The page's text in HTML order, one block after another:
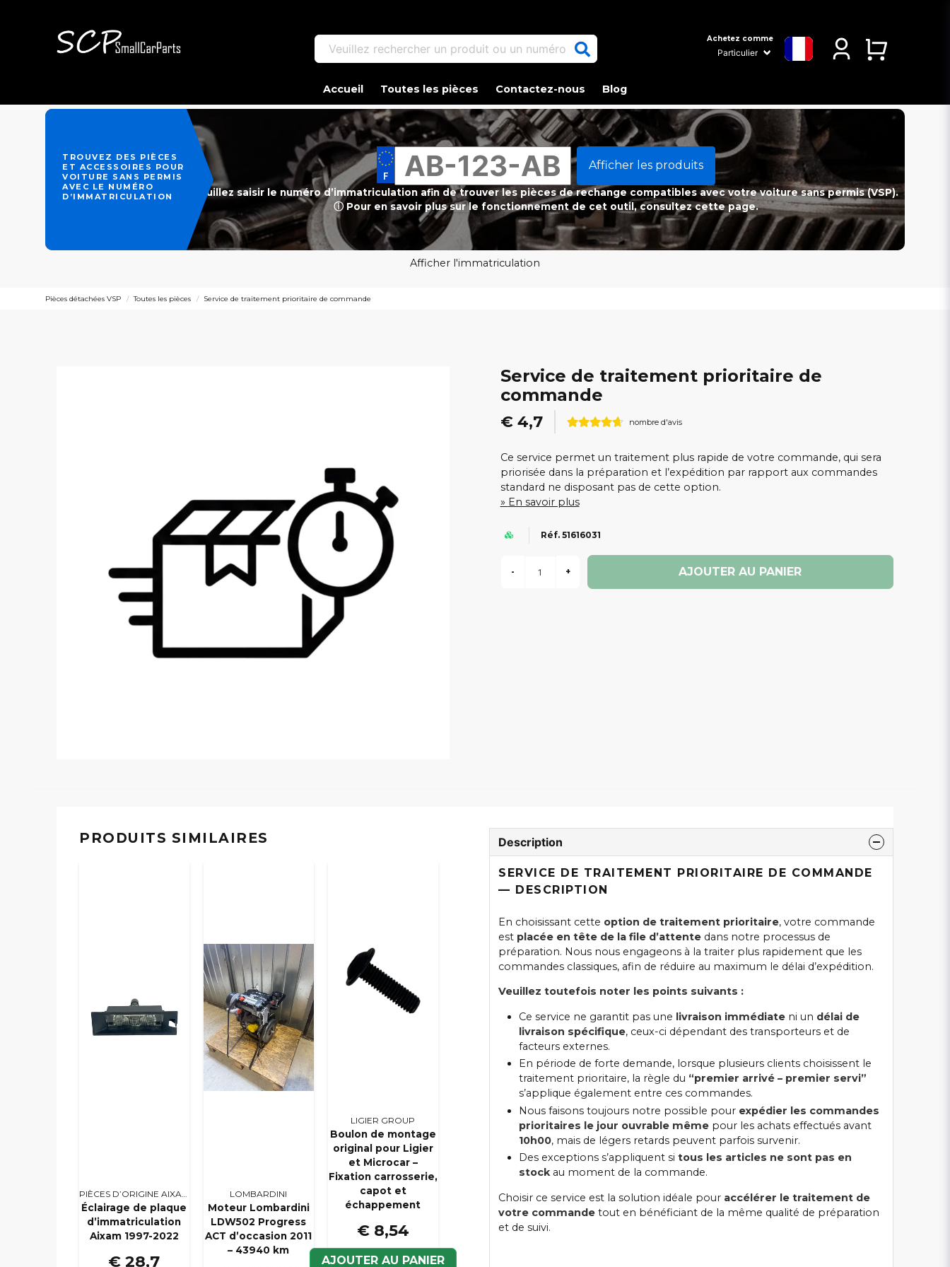
Veuillez rechercher un produit ou un numéro d'article. Achetez comme
Accueil Toutes les pièces Contactez-nous Blog
TROUVEZ DES PIÈCES
ET ACCESSOIRES POUR
VOITURE SANS PERMIS
AVEC LE NUMÉRO
D’IMMATRICULATION
Afficher les produits
Veuillez saisir le numéro d’immatriculation afin de trouver les pièces de rechange compatibles avec votre voiture sans permis (VSP).
ⓘ Pour en savoir plus sur le fonctionnement de cet outil, consultez cette page.
Afficher l'immatriculation
Pièces détachées VSP Toutes les pièces Service de traitement prioritaire de commande
Service de traitement prioritaire de
commande
€ 4,7 nombre d'avis
Ce service permet un traitement plus rapide de votre commande, qui sera
priorisée dans la préparation et l’expédition par rapport aux commandes
standard ne disposant pas de cette option.
En savoir plus
Réf. 51616031
- + AJOUTER AU PANIER
PRODUITS SIMILAIRES
PIÈCES D’ORIGINE AIXAM
Éclairage de plaque
d’immatriculation
Aixam 1997-2022
€ 28,7
LOMBARDINI
Moteur Lombardini
LDW502 Progress
ACT d’occasion 2011
– 43940 km
LIGIER GROUP
Boulon de montage
original pour Ligier
et Microcar –
Fixation carrosserie,
capot et
échappement
€ 8,54
AJOUTER AU PANIER
Description
SERVICE DE TRAITEMENT PRIORITAIRE DE COMMANDE
— DESCRIPTION
En choisissant cette option de traitement prioritaire, votre commande
est placée en tête de la file d’attente dans notre processus de
préparation. Nous nous engageons à la traiter plus rapidement que les
commandes classiques, afin de réduire au maximum le délai d’expédition.
Veuillez toutefois noter les points suivants :
Ce service ne garantit pas une livraison immédiateni un délai de
livraison spécifique, ceux-ci dépendant des transporteurs et de
facteurs externes.
En période de forte demande, lorsque plusieurs clients choisissent le
traitement prioritaire, la règle du “premier arrivé – premier servi”
s’applique également entre ces commandes.
Nous faisons toujours notre possible pour expédier les commandes
prioritaires le jour ouvrable mêmepour les achats effectués avant
10h00, mais de légers retards peuvent parfois survenir.
Des exceptions s’appliquent si tous les articles ne sont pas en
stockau moment de la commande.
Choisir ce service est la solution idéale pour accélérer le traitement de
votre commande tout en bénéficiant de la même qualité de préparation
et de suivi.